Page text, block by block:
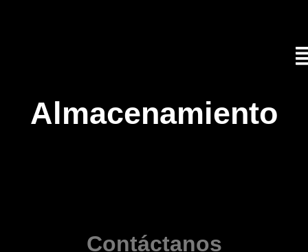
Almacenamiento
Contáctanos